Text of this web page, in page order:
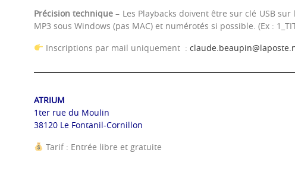
Précision technique – Les Playbacks doivent être sur clé USB
MP3 sous Windows (pas MAC) et numérotés si possible. (Ex :
Inscriptions par mail uniquement :
ATRIUM
1ter rue du Moulin
38120 Le Fontanil-Cornillon
Tarif : Entrée libre et gratuite